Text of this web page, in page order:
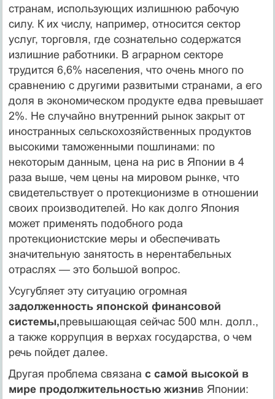
странам, использующих излишнюю рабочую
силу. К их числу, например, относится сектор
услуг, торговля, где сознательно содер­жатся
излишние работники. В аграрном секторе
трудится 6,6% насе­ления, что очень много по
сравнению с другими развитыми странами, а его
доля в экономическом продукте едва превышает
2%. Не случай­но внутренний рынок закрыт от
иностранных сельскохозяйственных продуктов
высокими таможенными пошлинами: по
некоторым дан­ным, цена на рис в Японии в 4
раза выше, чем цены на мировом рын­ке, что
свидетельствует о протекционизме в отношении
своих произ­водителей. Но как долго Япония
может применять подобного рода
протекционистские меры и обеспечивать
значительную занятость в не­рентабельных
отраслях — это большой вопрос.
Усугубляет эту ситуацию огромная
задолженность японской финан­совой
системы,превышающая сейчас 500 млн. долл.,
а также корруп­ция в верхах государства, о чем
речь пойдет далее.
Другая проблема связана с самой высокой в
мире продолжительнос­тью жизнив Японии: